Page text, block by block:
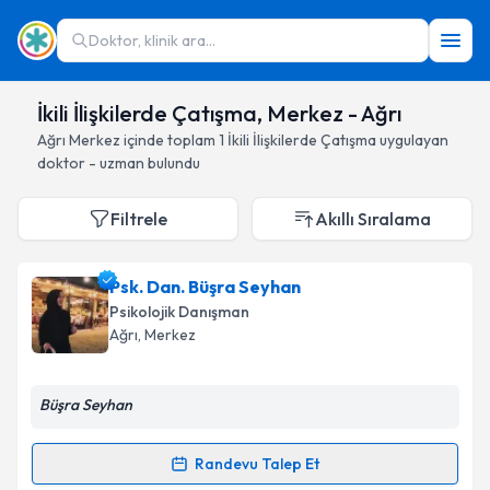
Doktor, klinik ara...
İkili İlişkilerde Çatışma, Merkez - Ağrı
Ağrı Merkez içinde toplam 1 İkili İlişkilerde Çatışma uygulayan
doktor - uzman bulundu
Filtrele Akıllı Sıralama
Psk. Dan. Büşra Seyhan
Psikolojik Danışman
Ağrı, Merkez
Büşra Seyhan
Randevu Talep Et
Randevu Takvimi Talebi